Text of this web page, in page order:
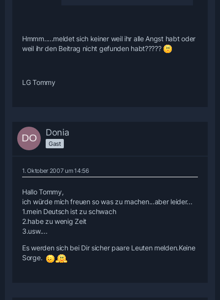
Hmmm.....meldet sich keiner weil ihr alle Angst habt oder
weil ihr den Beitrag nicht gefunden habt?????
LG Tommy
Donia
Gast
1. Oktober 2007 um 14:56
Hallo Tommy,
ich würde mich freuen so was zu machen...aber leider...
1.mein Deutsch ist zu schwach
2.habe zu wenig Zeit
3.usw....
Es werden sich bei Dir sicher paare Leuten melden.Keine
Sorge.